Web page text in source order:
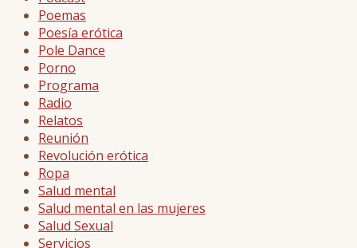
Poemas
Poesía erótica
Pole Dance
Porno
Programa
Radio
Relatos
Reunión
Revolución erótica
Ropa
Salud mental
Salud mental en las mujeres
Salud Sexual
Servicios